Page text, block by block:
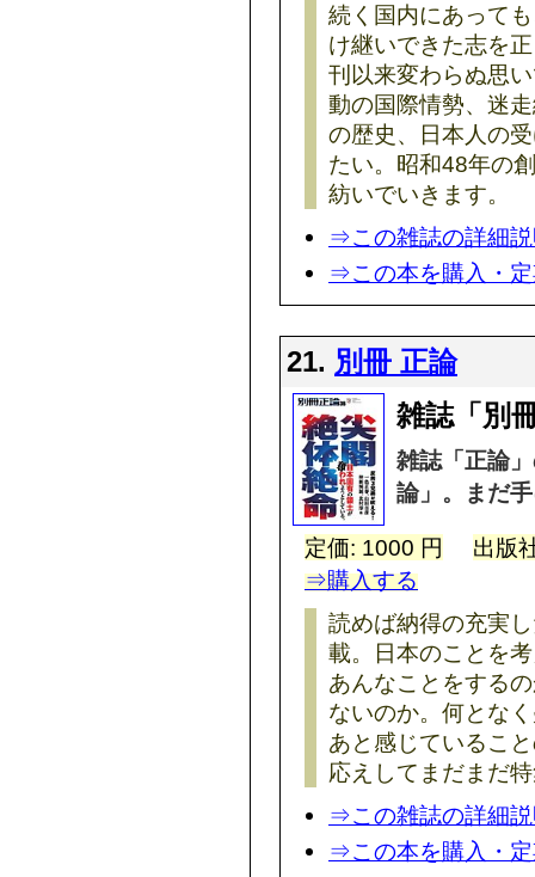
続く国内にあって
け継いできた志を
刊以来変わらぬ思
動の国際情勢、迷
の歴史、日本人の
たい。昭和48年の
紡いでいきます。
⇒この雑誌の詳細
⇒この本を購入・
21. 別冊 正論
雑誌「別
雑誌「正論
論」。まだ
定価: 1000 円
出版
⇒購入する
読めば納得の充実
載。日本のことを
あんなことをする
ないのか。何とな
あと感じているこ
応えしてまだまだ
⇒この雑誌の詳細
⇒この本を購入・